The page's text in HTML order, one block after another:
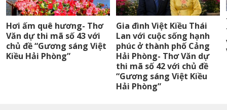
Hơi ấm quê hương- Thơ
Văn dự thi mã số 43 với
chủ đề “Gương sáng Việt
Kiều Hải Phòng”
Gia đình Việt Kiều Thái
Lan với cuộc sống hạnh
phúc ở thành phố Cảng
Hải Phòng- Thơ Văn dự
thi mã số 42 với chủ đề
“Gương sáng Việt Kiều
Hải Phòng”